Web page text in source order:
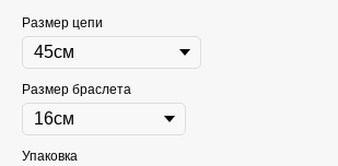
Размер цепи
Размер браслета
Упаковка